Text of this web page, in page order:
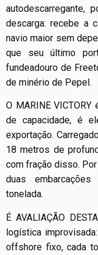
autodescarregante,
descarga: recebe a
navio maior sem
que seu último
fundeadouro de
de minério de Pepel.
O MARINE
de capacidade, é
exportação.
18 metros de
com fração disso.
duas
tonelada.
É AVALIAÇÃO
logística
offshore fixo, cada